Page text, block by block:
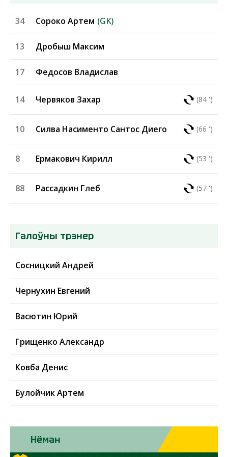
Нёман
(GK)
Сороко Артем
34
Дробыш Максим
13
Федосов Владислав
17
(84 ')
Червяков Захар
14
(66 ')
Силва Насименто Сантос Диего
10
(53 ')
Ермакович Кирилл
8
(57 ')
Рассадкин Глеб
88
Галоўны трэнер
Сосницкий Андрей
Чернухин Евгений
Васютин Юрий
Грищенко Александр
Ковба Денис
Булойчик Артем